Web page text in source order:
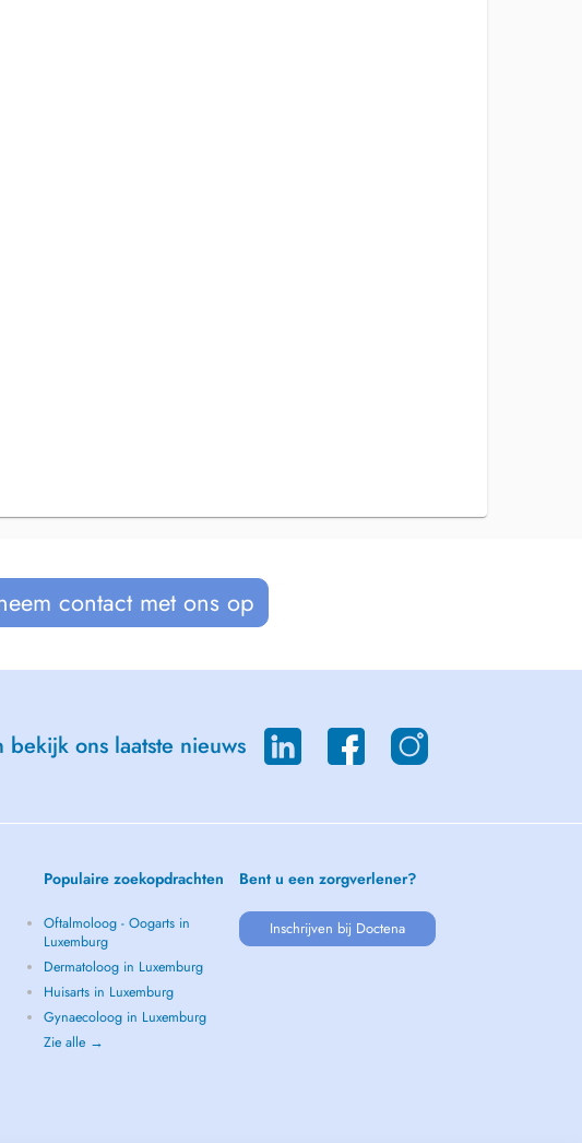
contact met ons op
bekijk ons laatste nieuws
Populaire zoekopdrachten
Oftalmoloog - Oogarts in
Luxemburg
Dermatoloog in Luxemburg
Huisarts in Luxemburg
Gynaecoloog in Luxemburg
Zie alle →
Bent u een zorgverlener?
Inschrijven bij Doctena